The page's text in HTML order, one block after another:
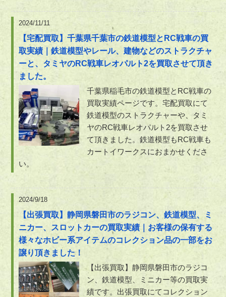
2024/11/11
【宅配買取】千葉県千葉市の鉄道模型とRC戦車の買
取実績｜鉄道模型やレール、建物などのストラクチャ
ーと、タミヤのRC戦車レオパルト2を買取させて頂き
ました。
千葉県稲毛市の鉄道模型とRC戦車の
買取実績ページです。宅配買取にて
鉄道模型のストラクチャーや、タミ
ヤのRC戦車レオパルト2を買取させ
て頂きました。鉄道模型もRC戦車も
カートイワークスにおまかせくださ
い。
2024/9/18
【出張買取】静岡県磐田市のラジコン、鉄道模型、ミ
ニカー、スロットカーの買取実績｜お客様の保有する
様々なホビー系アイテムのコレクション品の一部をお
譲り頂きました！
【出張買取】静岡県磐田市のラジコ
ン、鉄道模型、ミニカー等の買取実
績です。出張買取にてコレクション